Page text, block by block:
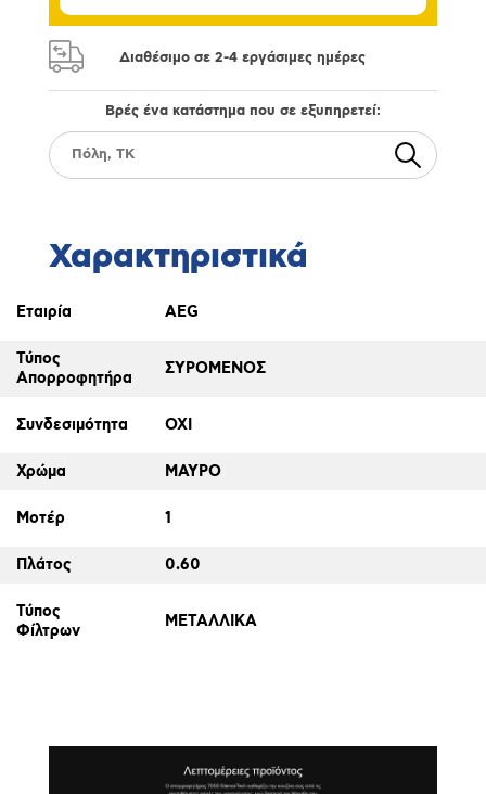
Διαθέσιμο σε 2-4 εργάσιμες ημέρες
Βρές ένα κατάστημα που σε εξυπηρετεί:
Χαρακτηριστικά
Εταιρία AEG
Τύπος
Απορροφητήρα
ΣΥΡΟΜΕΝΟΣ
Συνδεσιμότητα ΟΧΙ
Χρώμα ΜΑΥΡΟ
Μοτέρ 1
Πλάτος 0.60
Τύπος
Φίλτρων
ΜΕΤΑΛΛΙΚΑ